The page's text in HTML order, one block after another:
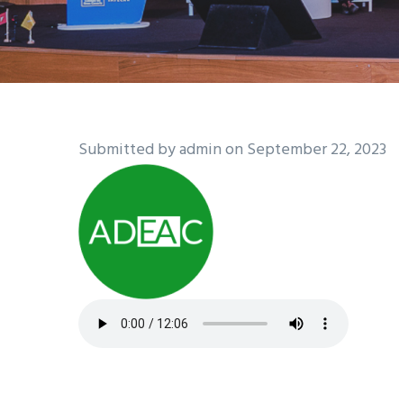
Submitted byadminon September 22, 2023